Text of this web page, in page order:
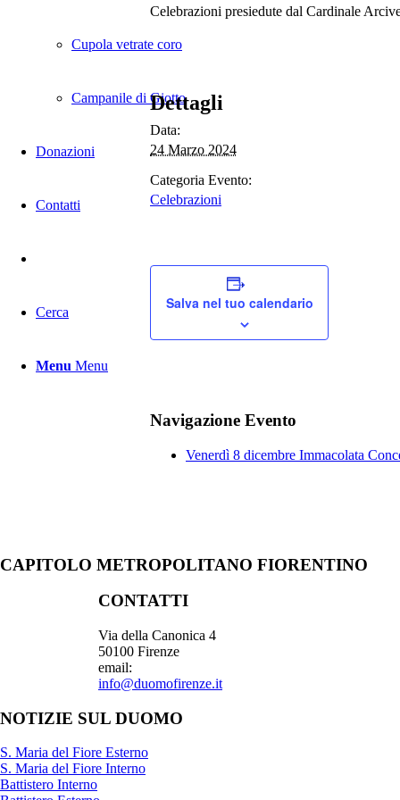
Cupola vetrate coro
Campanile di Giotto
Donazioni
Contatti
Cerca
Menu Menu
Celebrazioni presiedute dal Cardinale
Dettagli
Data:
24 Marzo 2024
Categoria Evento:
Celebrazioni
Salva nel tuo calendario
Navigazione Evento
Venerdì 8 dicembre Immacolata
CAPITOLO METROPOLITANO FIORENTINO
CONTATTI
Via della Canonica 4
50100 Firenze
email:
info@duomofirenze.it
NOTIZIE SUL DUOMO
S. Maria del Fiore Esterno
S. Maria del Fiore Interno
Battistero Interno